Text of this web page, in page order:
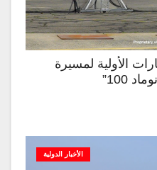
الأولية لمسيرة
100”
الأخبار الدولية